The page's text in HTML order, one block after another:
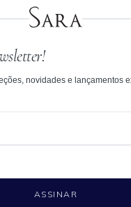
novidades e lançamentos
ASSINAR